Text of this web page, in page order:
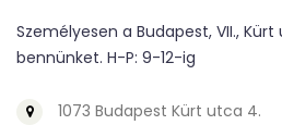
Személyesen a Budapest, VII.,
bennünket. H-P: 9-12-ig
1073 Budapest Kürt utca 4.